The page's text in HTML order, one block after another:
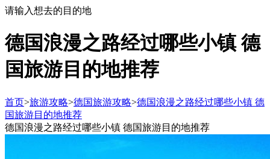
请输入想去的目的地
德国浪漫之路经过哪些小镇 德
国旅游目的地推荐
首页>旅游攻略>德国旅游攻略>德国浪漫之路经过哪些小镇 德
国旅游目的地推荐
德国浪漫之路经过哪些小镇 德国旅游目的地推荐